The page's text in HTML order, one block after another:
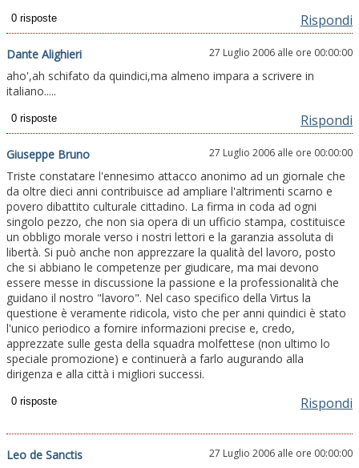
Rispondi
Dante Alighieri 27 Luglio 2006 alle ore 00:00:00
aho',ah schifato da quindici,ma almeno impara a scrivere in
italiano.....
Rispondi
Giuseppe Bruno 27 Luglio 2006 alle ore 00:00:00
Triste constatare l'ennesimo attacco anonimo ad un giornale che
da oltre dieci anni contribuisce ad ampliare l'altrimenti scarno e
povero dibattito culturale cittadino. La firma in coda ad ogni
singolo pezzo, che non sia opera di un ufficio stampa, costituisce
un obbligo morale verso i nostri lettori e la garanzia assoluta di
libertà. Si può anche non apprezzare la qualità del lavoro, posto
che si abbiano le competenze per giudicare, ma mai devono
essere messe in discussione la passione e la professionalità che
guidano il nostro "lavoro". Nel caso specifico della Virtus la
questione è veramente ridicola, visto che per anni quindici è stato
l'unico periodico a fornire informazioni precise e, credo,
apprezzate sulle gesta della squadra molfettese (non ultimo lo
speciale promozione) e continuerà a farlo augurando alla
dirigenza e alla città i migliori successi.
Rispondi
Leo de Sanctis 27 Luglio 2006 alle ore 00:00:00